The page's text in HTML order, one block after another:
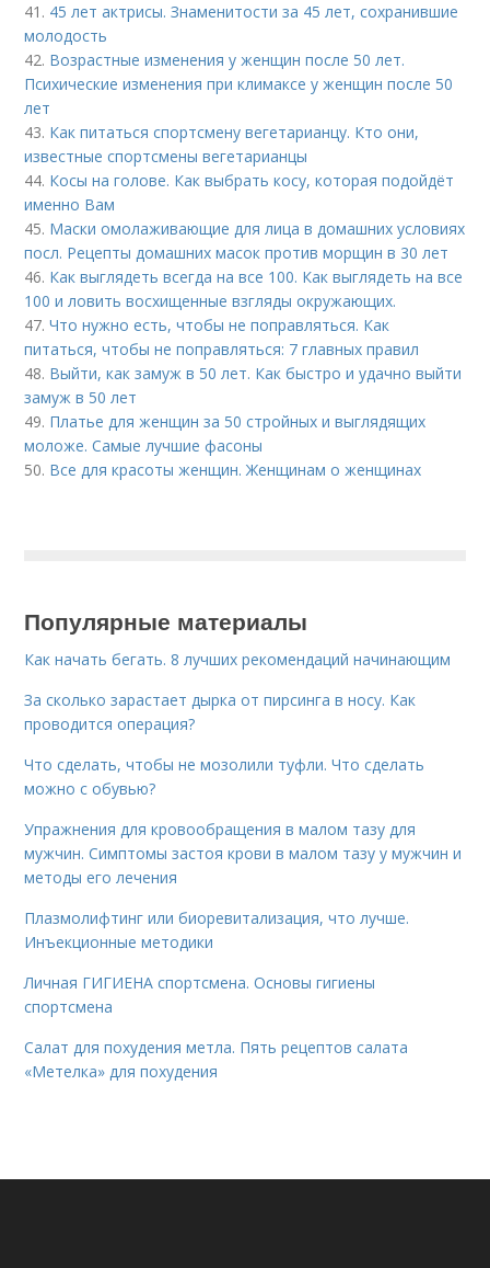
41. 45 лет актрисы. Знаменитости за 45 лет, сохранившие
молодость
42. Возрастные изменения у женщин после 50 лет.
Психические изменения при климаксе у женщин после 50
лет
43. Как питаться спортсмену вегетарианцу. Кто они,
известные спортсмены вегетарианцы
44. Косы на голове. Как выбрать косу, которая подойдёт
именно Вам
45. Маски омолаживающие для лица в домашних условиях
посл. Рецепты домашних масок против морщин в 30 лет
46. Как выглядеть всегда на все 100. Как выглядеть на все
100 и ловить восхищенные взгляды окружающих.
47.Что нужно есть, чтобы не поправляться. Как
питаться, чтобы не поправляться: 7 главных правил
48. Выйти, как замуж в 50 лет. Как быстро и удачно выйти
замуж в 50 лет
49. Платье для женщин за 50 стройных и выглядящих
моложе. Самые лучшие фасоны
50. Все для красоты женщин. Женщинам о женщинах
Популярные материалы
Как начать бегать. 8 лучших рекомендаций начинающим
За сколько зарастает дырка от пирсинга в носу. Как
проводится операция?
Что сделать, чтобы не мозолили туфли. Что сделать
можно с обувью?
Упражнения для кровообращения в малом тазу для
мужчин. Симптомы застоя крови в малом тазу у мужчин и
методы его лечения
Плазмолифтинг или биоревитализация, что лучше.
Инъекционные методики
Личная ГИГИЕНА спортсмена. Основы гигиены
спортсмена
Салат для похудения метла. Пять рецептов салата
«Метелка» для похудения